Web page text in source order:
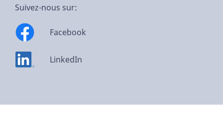
Suivez-nous sur:
Facebook
LinkedIn